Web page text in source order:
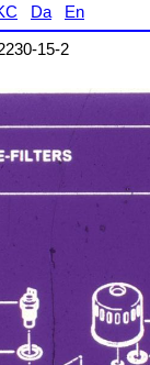
Da
En
15-2